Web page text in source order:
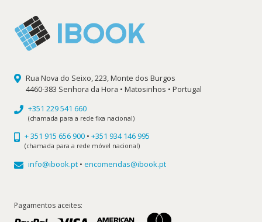
Rua Nova do Seixo, 223, Monte dos Burgos
4460-383 Senhora da Hora • Matosinhos • Portugal
+351 229 541 660
(chamada para a rede fixa nacional)
+ 351 915 656 900 • +351 934 146 995
(chamada para a rede móvel nacional)
info@ibook.pt • encomendas@ibook.pt
Pagamentos aceites: